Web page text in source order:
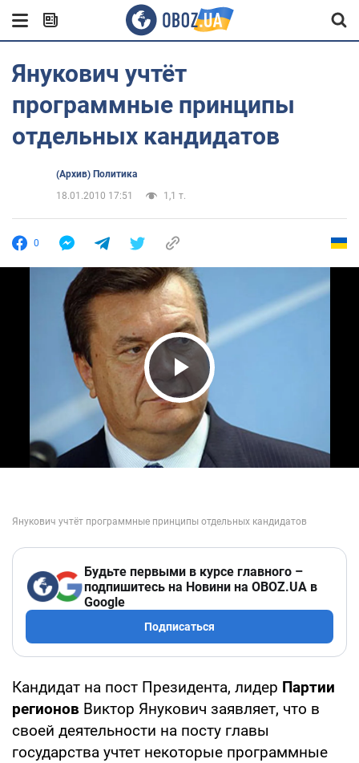
Янукович учтёт
программные принципы
отдельных кандидатов
(Архив) Политика
18.01.2010 17:51
1,1 т.
0
Play Video
Будьте первыми в курсе главного –
подпишитесь на Новини на OBOZ.UA в
Google
Подписаться
Кандидат на пост Президента, лидер Партии
регионов Виктор Янукович заявляет, что в
своей деятельности на посту главы
государства учтет некоторые программные